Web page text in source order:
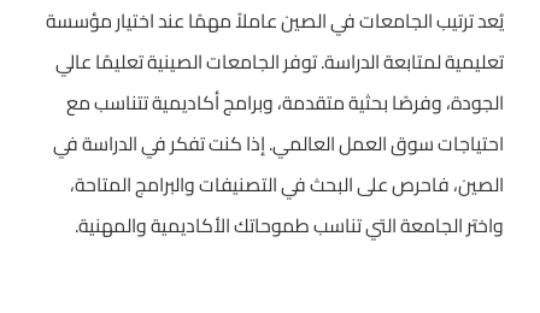
يُعدترتيب الجامعات في الصينعاملاً مهمًا عند اختيار مؤسسة
تعليمية لمتابعة الدراسة. توفر الجامعات الصينية تعليمًا عالي
الجودة، وفرصًا بحثية متقدمة، وبرامج أكاديمية تتناسب مع
احتياجات سوق العمل العالمي. إذا كنت تفكر في الدراسة في
الصين، فاحرص على البحث في التصنيفات والبرامج المتاحة،
واختر الجامعة التي تناسب طموحاتك الأكاديمية والمهنية.